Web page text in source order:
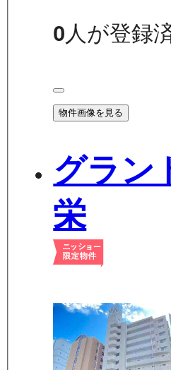
0 人が登録
物件画像を見る
グラン
栄